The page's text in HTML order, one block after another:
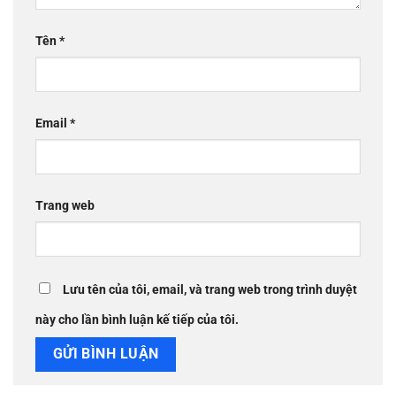
Tên*
Email *
Trang web
Lưu tên của tôi, email, và trang web trong trình duyệt
này cho lần bình luận kế tiếp của tôi.